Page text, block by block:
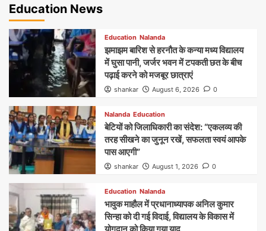
Education News
Education Nalanda
झमाझम बारिश से हरनौत के कन्या मध्य विद्यालय
में घुसा पानी, जर्जर भवन में टपकती छत के बीच
पढ़ाई करने को मजबूर छात्राएं
shankar August 6, 2026 0
Nalanda Education
बेटियों को जिलाधिकारी का संदेश: “एकलव्य की
तरह सीखने का जुनून रखें, सफलता स्वयं आपके
पास आएगी”
shankar August 1, 2026 0
Education Nalanda
भावुक माहौल में प्रधानाध्यापक अनिल कुमार
सिन्हा को दी गई विदाई, विद्यालय के विकास में